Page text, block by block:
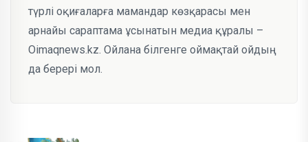
түрлі оқиғаларға мамандар көзқарасы мен
арнайы сараптама ұсынатын медиа құралы –
Oimaqnews.kz. Ойлана білгенге оймақтай ойдың
да берері мол.